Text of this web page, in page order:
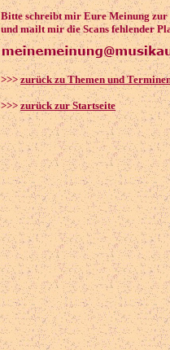
Bitte schreibt mir Eure Meinung zur
und mailt mir die Scans fehlender
>>>zurück zu Themen und
>>>zurück zur Startseite